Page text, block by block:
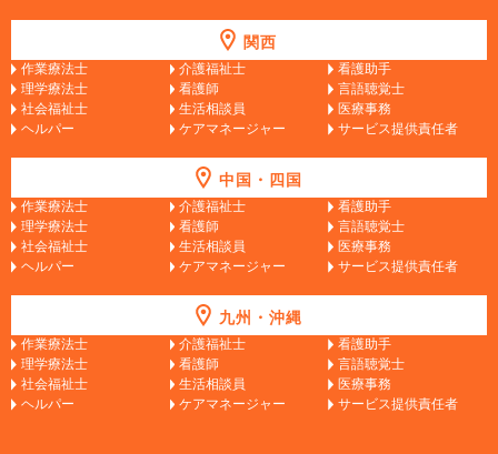
関西
作業療法士 介護福祉士
看護助手
理学療法士
看護師
言語聴覚士
社会福祉士
生活相談員
医療事務
ヘルパー
ケアマネージャー サービス提供責任者
中国・四国
作業療法士 介護福祉士
看護助手
理学療法士
看護師
言語聴覚士
社会福祉士
生活相談員
医療事務
ヘルパー
ケアマネージャー サービス提供責任者
九州・沖縄
作業療法士 介護福祉士
看護助手
理学療法士
看護師
言語聴覚士
社会福祉士
生活相談員
医療事務
ヘルパー
ケアマネージャー サービス提供責任者